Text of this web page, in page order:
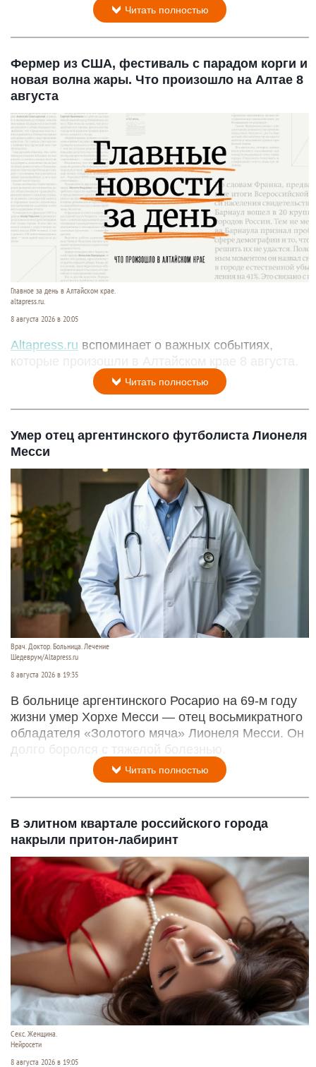
Читать полностью
Фермер из США, фестиваль с парадом корги и
новая волна жары. Что произошло на Алтае 8
августа
Главное за день в Алтайском крае.
altapress.ru.
8 августа 2026 в 20:05
Altapress.ru вспоминает о важных событиях,
которые произошли в Алтайском крае 8 августа.
Читать полностью
Умер отец аргентинского футболиста Лионеля
Месси
Врач. Доктор. Больница. Лечение
Шедеврум/Altapress.ru
8 августа 2026 в 19:35
В больнице аргентинского Росарио на 69-м году
жизни умер Хорхе Месси — отец восьмикратного
обладателя «Золотого мяча» Лионеля Месси. Он
долго боролся с тяжелой болезнью.
Читать полностью
В элитном квартале российского города
накрыли притон-лабиринт
Секс. Женщина.
Нейросети
8 августа 2026 в 19:05